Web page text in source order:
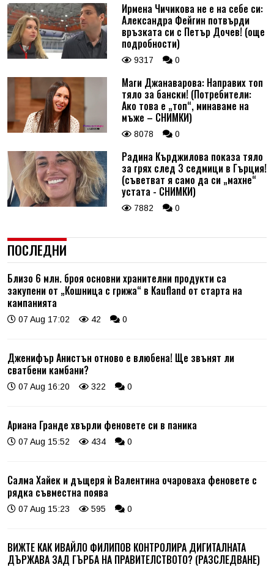
Ирмена Чичикова не е на себе си:
Александра Фейгин потвърди
връзката си с Петър Дочев! (още
подробности)
9317 0
Маги Джанаварова: Направих топ
тяло за бански! (Потребители:
Ако това е „топ“, минаваме на
мъже – СНИМКИ)
8078 0
Радина Кърджилова показа тяло
за грях след 3 седмици в Гърция!
(съветват я само да си „махне“
устата - СНИМКИ)
7882 0
ПОСЛЕДНИ
Близо 6 млн. броя основни хранителни продукти са
закупени от „Кошница с грижа“ в Kaufland от старта на
кампанията
07 Aug 17:02 42 0
Дженифър Анистън отново е влюбена! Ще звънят ли
сватбени камбани?
07 Aug 16:20 322 0
Ариана Гранде хвърли феновете си в паника
07 Aug 15:52 434 0
Салма Хайек и дъщеря ѝ Валентина очароваха феновете с
рядка съвместна поява
07 Aug 15:23 595 0
ВИЖТЕ КАК ИВАЙЛО ФИЛИПОВ КОНТРОЛИРА ДИГИТАЛНАТА
ДЪРЖАВА ЗАД ГЪРБА НА ПРАВИТЕЛСТВОТО? (РАЗСЛЕДВАНЕ)